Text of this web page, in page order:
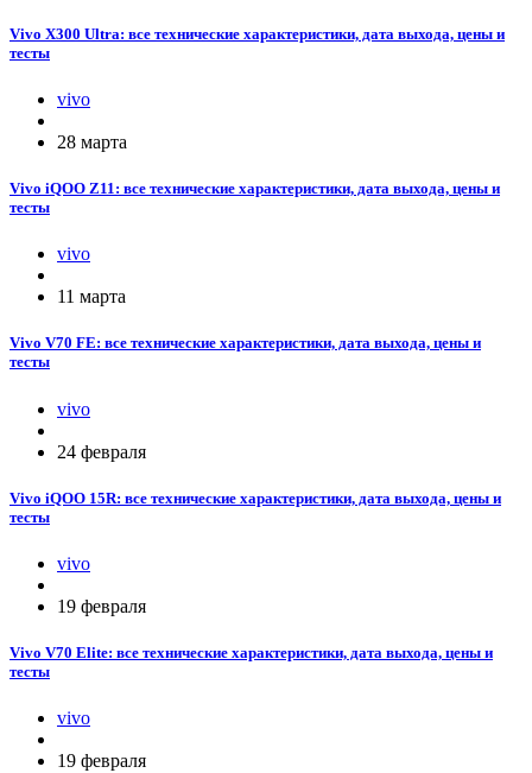
Vivo X300 Ultra: все технические характеристики, дата выхода, цены и
тесты
vivo
28 марта
Vivo iQOO Z11: все технические характеристики, дата выхода, цены и
тесты
vivo
11 марта
Vivo V70 FE: все технические характеристики, дата выхода, цены и
тесты
vivo
24 февраля
Vivo iQOO 15R: все технические характеристики, дата выхода, цены и
тесты
vivo
19 февраля
Vivo V70 Elite: все технические характеристики, дата выхода, цены и
тесты
vivo
19 февраля